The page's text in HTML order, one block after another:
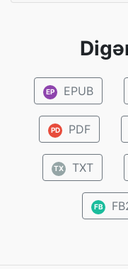
EP EPUB
PD PDF
TX TXT
FB